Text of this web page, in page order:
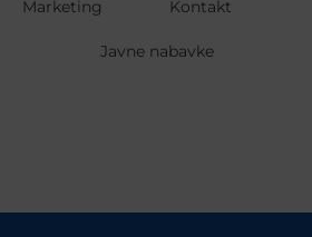
Marketing Kontakt
Javne nabavke